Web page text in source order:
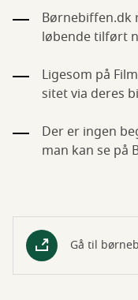
Børnebiffen.dk
løbende tilført
Ligesom på
sitet via deres
Der er ingen
man kan se på
Gå til